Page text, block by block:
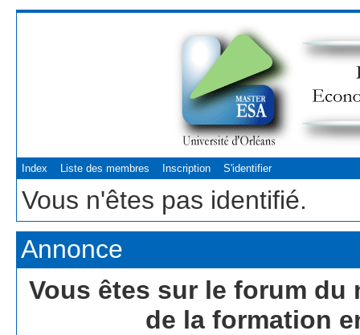
Index Liste des membres Inscription S'identifier
Vous n'êtes pas identifié.
Annonce
Vous êtes sur le forum du
de la formation